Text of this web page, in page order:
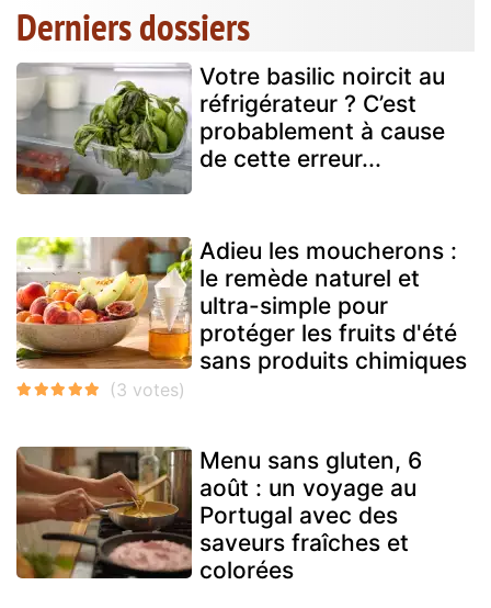
Derniers dossiers
Votre basilic noircit au
réfrigérateur ? C’est
probablement à cause
de cette erreur...
Adieu les moucherons :
le remède naturel et
ultra-simple pour
protéger les fruits d'été
sans produits chimiques
Menu sans gluten, 6
août : un voyage au
Portugal avec des
saveurs fraîches et
colorées